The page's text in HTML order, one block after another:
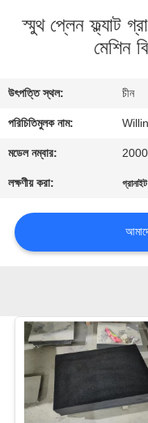
যোগাযোগ
করুন
খবর
উদ্ধৃতির
আবেদন
স্মুথ প্লেন ফ্ল্যাট
মেশিন
উৎপত্তি স্থল: চীন
পরিচিতিমুলক নাম:
মডেল নম্বার:
লক্ষণীয় করা: